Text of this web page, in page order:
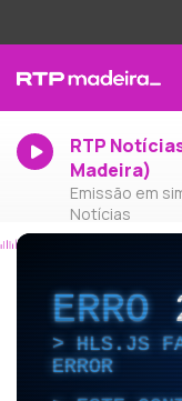
RTP
Madeira)
Emissão em
Notícias
ERRO
HLS.JS
ERROR